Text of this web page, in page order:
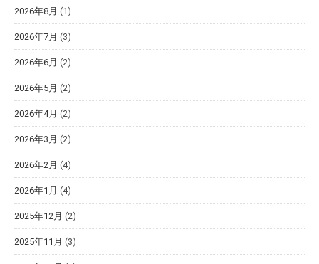
2026年8月 (1)
2026年7月 (3)
2026年6月 (2)
2026年5月 (2)
2026年4月 (2)
2026年3月 (2)
2026年2月 (4)
2026年1月 (4)
2025年12月 (2)
2025年11月 (3)